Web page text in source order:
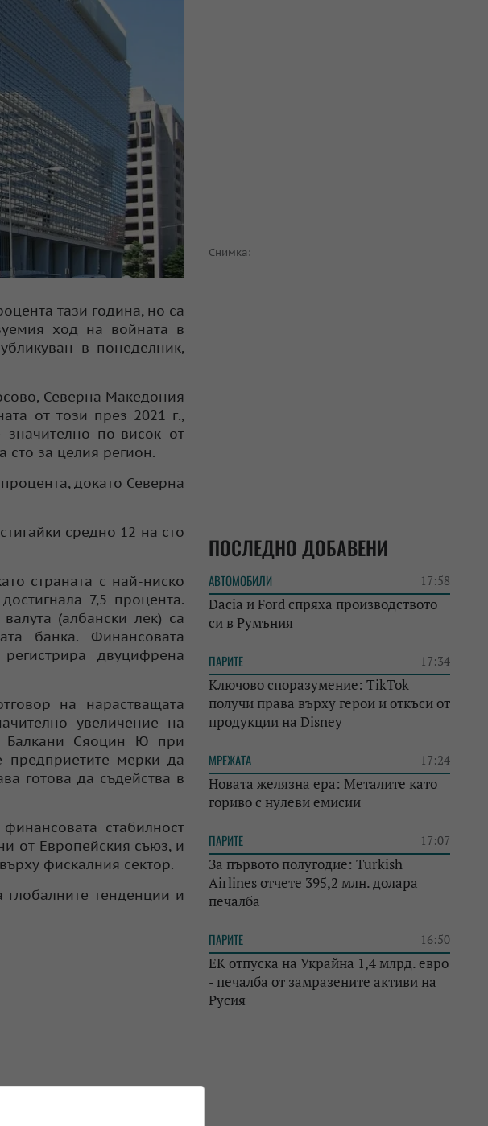
Снимка:
тази година, но са
ход на войната в
в понеделник,
Северна Македония
от този през 2021 г.,
по-висок от
сто за целия регион.
докато Северна
средно 12 на сто
страната с най-ниско
7,5 процента.
(албански лек) са
банка. Финансовата
двуцифрена
на нарастващата
увеличение на
Балкани Сяоцин Ю при
мерки да
готова да съдейства в
стабилност
от Европейския съюз, и
фискалния сектор.
глобалните тенденции и
ПОСЛЕДНО ДОБАВЕНИ
АВТОМОБИЛИ 17:58
Dacia и Ford спряха производството
си в Румъния
ПАРИТЕ 17:34
Ключово споразумение: TikTok
получи права върху герои и откъси от
продукции на Disney
МРЕЖАТА 17:24
Новата желязна ера: Металите като
гориво с нулеви емисии
ПАРИТЕ 17:07
За първото полугодие: Turkish
Airlines отчете 395,2 млн. долара
печалба
ПАРИТЕ 16:50
ЕК отпуска на Украйна 1,4 млрд. евро
- печалба от замразените активи на
Русия